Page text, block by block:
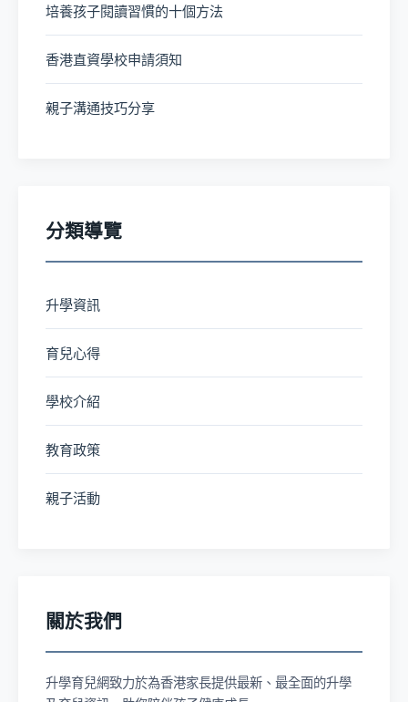
培養孩子閱讀習慣的十個方法
香港直資學校申請須知
親子溝通技巧分享
分類導覽
升學資訊
育兒心得
學校介紹
教育政策
親子活動
關於我們
升學育兒網致力於為香港家長提供最新、最全面的升學